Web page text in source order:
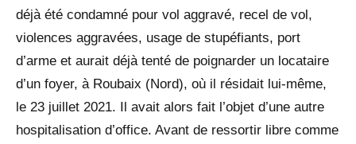
déjà été condamné pour vol aggravé, recel de vol,
violences aggravées, usage de stupéfiants, port
d’arme et aurait déjà tenté de poignarder un locataire
d’un foyer, à Roubaix (Nord), où il résidait lui-même,
le 23 juillet 2021. Il avait alors fait l’objet d’une autre
hospitalisation d’office. Avant de ressortir libre comme